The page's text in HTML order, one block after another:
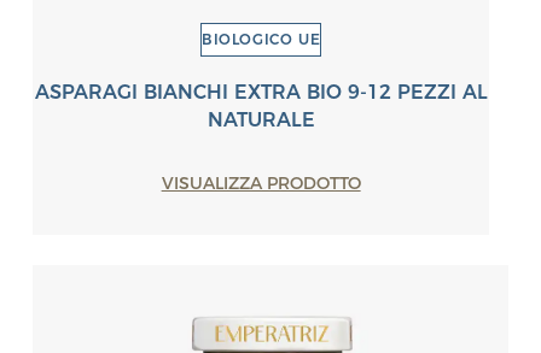
BIOLOGICO UE
ASPARAGI BIANCHI EXTRA BIO 9-12 PEZZI AL
NATURALE
VISUALIZZA PRODOTTO